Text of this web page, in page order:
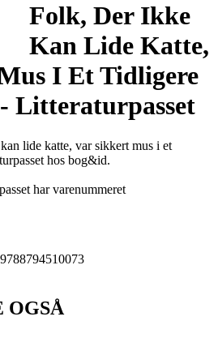
Folk, Der Ikke
Kan Lide Katte,
I Et Tidligere
Litteraturpasset
lide katte, var sikkert mus i et
hos bog&id.
har varenummeret
9788794510073
OGSÅ